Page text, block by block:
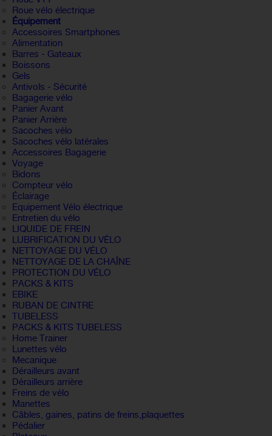
Roue vélo électrique
Équipement
Accessoires Smartphones
Alimentation
Barres - Gateaux
Boissons
Gels
Antivols - Sécurité
Bagagerie vélo
Panier Avant
Panier Arrière
Sacoches vélo
Sacoches vélo latérales
Accessoires Bagagerie
Voyage
Bidons
Compteur vélo
Éclairage
Equipement Vélo électrique
Entretien du vélo
LIQUIDE DE FREIN
LUBRIFICATION DU VÉLO
NETTOYAGE DU VÉLO
NETTOYAGE DE LA CHAÎNE
PROTECTION DU VÉLO
PACKS & KITS
EBIKE
RUBAN DE CINTRE
TUBELESS
PACKS & KITS TUBELESS
Home Trainer
Lunettes vélo
Mecanique
Dérailleurs avant
Dérailleurs arrière
Freins de vélo
Manettes
Câbles, gaines, patins de freins,plaquettes
Pédalier